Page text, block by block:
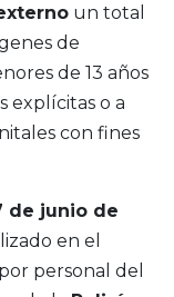
un total
de
de 13 años
explícitas o a
con fines
de junio de
en el
personal del